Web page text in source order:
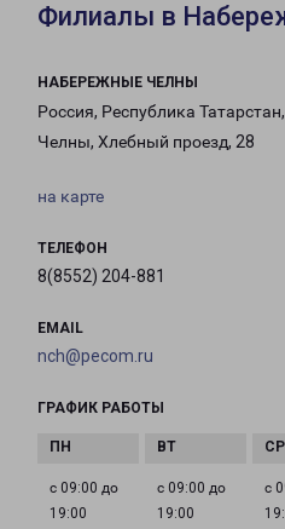
Филиалы в
НАБЕРЕЖНЫЕ ЧЕЛНЫ
Россия, Республика
Челны, Хлебный проезд, 28
на карте
ТЕЛЕФОН
8(8552) 204-881
EMAIL
nch@pecom.ru
ГРАФИК РАБОТЫ
с 09:00 до
19:00
с 09:00 до
19:00
с